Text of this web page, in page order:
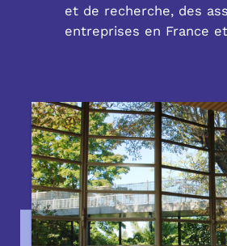
et de recherche, des
entreprises en France